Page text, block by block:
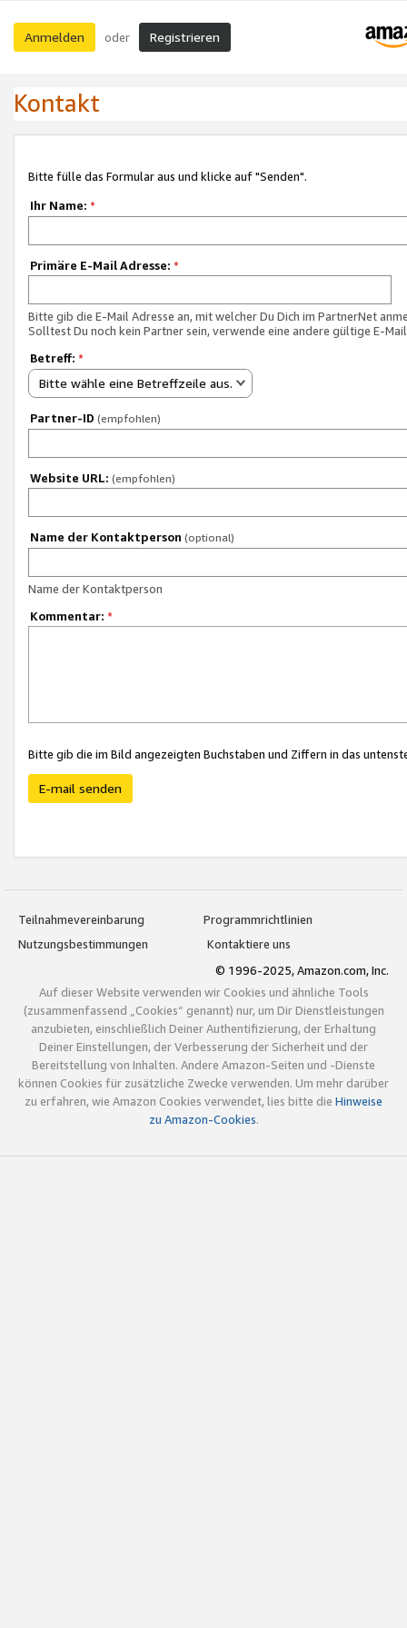
Anmelden oder Registrieren
Kontakt
Bitte fülle das Formular aus und klicke auf "Senden".
Ihr Name: *
Primäre E-Mail Adresse: *
Bitte gib die E-Mail Adresse an, mit welcher Du Dich im PartnerNet
Solltest Du noch kein Partner sein, verwende eine andere gültige E-
Betreff: *
Bitte wähle eine Betreffzeile aus.
Partner-ID (empfohlen)
Website URL: (empfohlen)
Name der Kontaktperson (optional)
Name der Kontaktperson
Kommentar: *
Bitte gib die im Bild angezeigten Buchstaben und Ziffern in das
E-mail senden
Teilnahmevereinbarung
Programmrichtlinien
Nutzungsbestimmungen
Kontaktiere uns
© 1996-2025, Amazon.com, Inc.
Auf dieser Website verwenden wir Cookies und ähnliche Tools
(zusammenfassend „Cookies“ genannt) nur, um Dir Dienstleistungen
anzubieten, einschließlich Deiner Authentifizierung, der Erhaltung
Deiner Einstellungen, der Verbesserung der Sicherheit und der
Bereitstellung von Inhalten. Andere Amazon-Seiten und -Dienste
können Cookies für zusätzliche Zwecke verwenden. Um mehr darüber
zu erfahren, wie Amazon Cookies verwendet, lies bitte die Hinweise
zu Amazon-Cookies.